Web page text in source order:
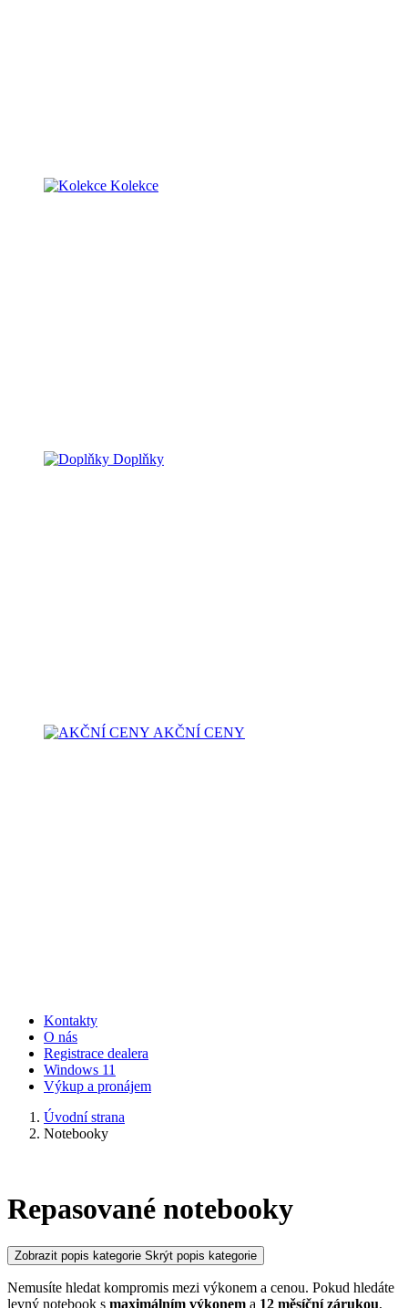
Kolekce
Doplňky
AKČNÍ CENY
Kontakty
O nás
Registrace dealera
Windows 11
Výkup a pronájem
Úvodní strana
Notebooky
Repasované notebooky
Zobrazit popis kategorie Skrýt popis kategorie
Nemusíte hledat kompromis mezi výkonem a cenou. Pokud hledáte
levný notebook s maximálním výkonem a 12 měsíční zárukou,